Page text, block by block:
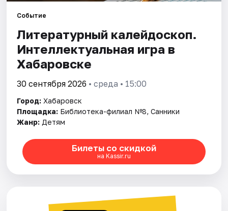
Площадки
Артисты
Рейтинги
Событие
Литературный калейдоскоп.
Интеллектуальная игра в
Хабаровске
30 сентября 2026 • среда • 15:00
Город: Хабаровск
Площадка: Библиотека-филиал №8, Санники
Жанр: Детям
Билеты со скидкой
на Kassir.ru